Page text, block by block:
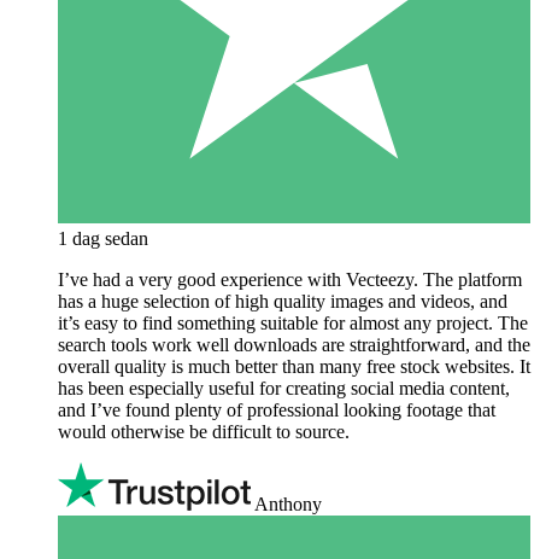
1 dag sedan
I’ve had a very good experience with Vecteezy. The platform
has a huge selection of high quality images and videos, and
it’s easy to find something suitable for almost any project. The
search tools work well downloads are straightforward, and the
overall quality is much better than many free stock websites. It
has been especially useful for creating social media content,
and I’ve found plenty of professional looking footage that
would otherwise be difficult to source.
Anthony